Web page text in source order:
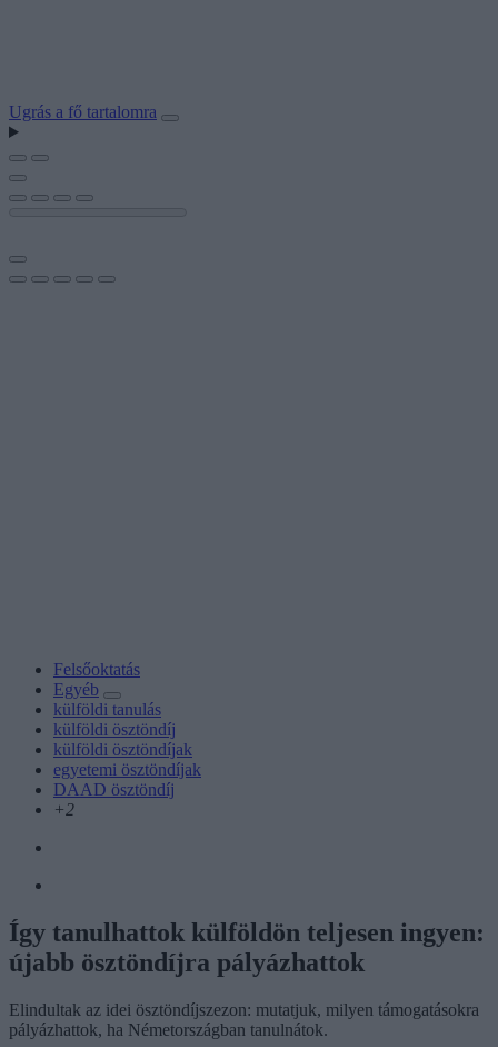
Ugrás a fő tartalomra
Felsőoktatás
Egyéb
külföldi tanulás
külföldi ösztöndíj
külföldi ösztöndíjak
egyetemi ösztöndíjak
DAAD ösztöndíj
+2
Így tanulhattok külföldön teljesen ingyen:
újabb ösztöndíjra pályázhattok
Elindultak az idei ösztöndíjszezon: mutatjuk, milyen támogatásokra
pályázhattok, ha Németországban tanulnátok.